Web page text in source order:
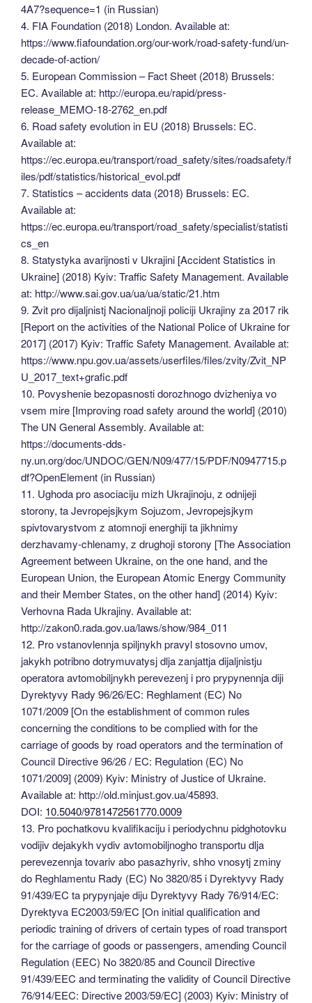
4A7?sequence=1 (in Russian)
4. FIA Foundation (2018) London. Available at:
https://www.fiafoundation.org/our-work/road-safety-fund/un-
decade-of-action/
5. European Commission – Fact Sheet (2018) Brussels:
EC. Available at: http://europa.eu/rapid/press-
release_MEMO-18-2762_en.pdf
6. Road safety evolution in EU (2018) Brussels: EC.
Available at:
https://ec.europa.eu/transport/road_safety/sites/roadsafety/f
iles/pdf/statistics/historical_evol.pdf
7. Statistics – accidents data (2018) Brussels: EC.
Available at:
https://ec.europa.eu/transport/road_safety/specialist/statisti
cs_en
8. Statystyka avarijnosti v Ukrajini [Accident Statistics in
Ukraine] (2018) Kyiv: Traffic Safety Management. Available
at: http://www.sai.gov.ua/ua/ua/static/21.htm
9. Zvit pro dijaljnistj Nacionaljnoji policiji Ukrajiny za 2017 rik
[Report on the activities of the National Police of Ukraine for
2017] (2017) Kyiv: Traffic Safety Management. Available at:
https://www.npu.gov.ua/assets/userfiles/files/zvity/Zvit_NP
U_2017_text+grafic.pdf
10. Povyshenie bezopasnosti dorozhnogo dvizheniya vo
vsem mire [Improving road safety around the world] (2010)
The UN General Assembly. Available at:
https://documents-dds-
ny.un.org/doc/UNDOC/GEN/N09/477/15/PDF/N0947715.p
df?OpenElement (in Russian)
11. Ughoda pro asociaciju mizh Ukrajinoju, z odnijeji
storony, ta Jevropejsjkym Sojuzom, Jevropejsjkym
spivtovarystvom z atomnoji energhiji ta jikhnimy
derzhavamy-chlenamy, z drughoji storony [The Association
Agreement between Ukraine, on the one hand, and the
European Union, the European Atomic Energy Community
and their Member States, on the other hand] (2014) Kyiv:
Verhovna Rada Ukrajiny. Available at:
http://zakon0.rada.gov.ua/laws/show/984_011
12. Pro vstanovlennja spiljnykh pravyl stosovno umov,
jakykh potribno dotrymuvatysj dlja zanjattja dijaljnistju
operatora avtomobiljnykh perevezenj i pro prypynennja diji
Dyrektyvy Rady 96/26/EC: Reghlament (EC) No
1071/2009 [On the establishment of common rules
concerning the conditions to be complied with for the
carriage of goods by road operators and the termination of
Council Directive 96/26 / EC: Regulation (EC) No
1071/2009] (2009) Kyiv: Ministry of Justice of Ukraine.
Available at: http://old.minjust.gov.ua/45893.
DOI: 10.5040/9781472561770.0009
13. Pro pochatkovu kvalifikaciju i periodychnu pidghotovku
vodijiv dejakykh vydiv avtomobiljnogho transportu dlja
perevezennja tovariv abo pasazhyriv, shho vnosytj zminy
do Reghlamentu Rady (EC) No 3820/85 i Dyrektyvy Rady
91/439/EC ta prypynjaje diju Dyrektyvy Rady 76/914/EC:
Dyrektyva EC2003/59/EC [On initial qualification and
periodic training of drivers of certain types of road transport
for the carriage of goods or passengers, amending Council
Regulation (EEC) No 3820/85 and Council Directive
91/439/EEC and terminating the validity of Council Directive
76/914/EEC: Directive 2003/59/EC] (2003) Kyiv: Ministry of